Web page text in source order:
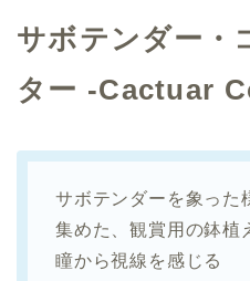
サボテンダー・
ター -Cactuar
サボテンダーを象った
集めた、観賞用の鉢植
瞳から視線を感じる